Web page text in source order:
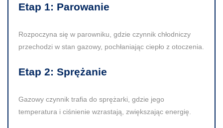
Etap 1: Parowanie
Rozpoczyna się w parowniku, gdzie czynnik chłodniczy
przechodzi w stan gazowy, pochłaniając ciepło z otoczenia.
Etap 2: Sprężanie
Gazowy czynnik trafia do sprężarki, gdzie jego
temperatura i ciśnienie wzrastają, zwiększając energię.